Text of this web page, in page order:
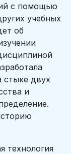
с помощью
учебных
об
стыке двух
и
технология